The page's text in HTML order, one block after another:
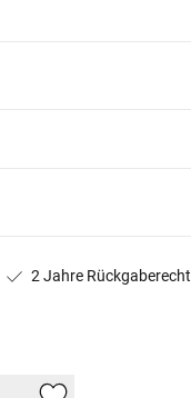
2 Jahre Rückgaberecht